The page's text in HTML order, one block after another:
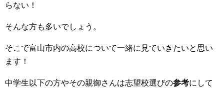
らない！
そんな方も多いでしょう。
そこで富山市内の高校について一緒に見ていきたいと思い
ます！
中学生以下の方やその親御さんは志望校選びの参考にして